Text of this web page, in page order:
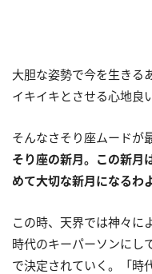
大胆な姿勢で今を生きる
イキイキとさせる心地
そんなさそり座ムードが
そり座の新月。この新月
めて大切な新月になるわ
この時、天界では神々に
時代のキーパーソンにし
で決定されていく。「時